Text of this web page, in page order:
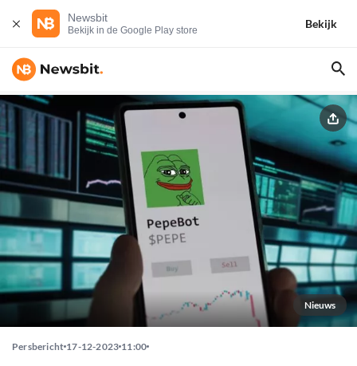
Newsbit
Bekijk in de Google Play store
Bekijk
Nieuws
Persbericht 17-12-2023 11:00